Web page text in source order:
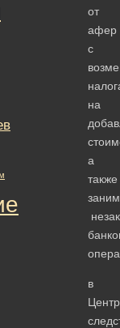
от
афер
с
на
а
также
в